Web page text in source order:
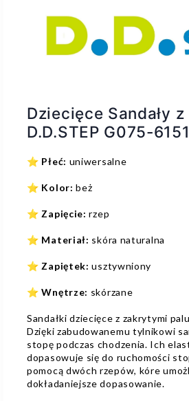
Dziecięce Sandały
D.D.STEP G075-
⭐ Płeć: uniwersalne
⭐ Kolor: beż
⭐ Zapięcie: rzep
⭐ Materiał: skóra naturalna
⭐ Zapiętek:usztywniony
⭐Wnętrze: skórzane
Sandałki dziecięce z zakrytymi
Dzięki zabudowanemu tylnikowi
stopę podczas chodzenia. Ich
dopasowuje się do ruchomości
pomocą dwóch rzepów, kóre
dokładaniejsze dopasowanie.